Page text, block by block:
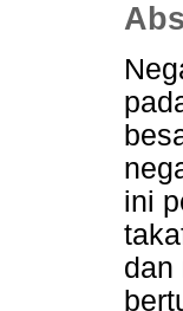
ini
dan